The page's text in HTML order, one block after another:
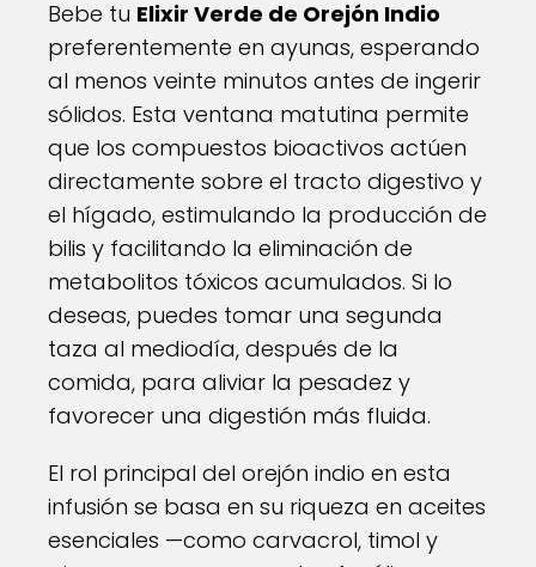
Bebe tu Elixir Verde de Orejón Indio
preferentemente en ayunas, esperando
al menos veinte minutos antes de ingerir
sólidos. Esta ventana matutina permite
que los compuestos bioactivos actúen
directamente sobre el tracto digestivo y
el hígado, estimulando la producción de
bilis y facilitando la eliminación de
metabolitos tóxicos acumulados. Si lo
deseas, puedes tomar una segunda
taza al mediodía, después de la
comida, para aliviar la pesadez y
favorecer una digestión más fluida.
El rol principal del orejón indio en esta
infusión se basa en su riqueza en aceites
esenciales —como carvacrol, timol y